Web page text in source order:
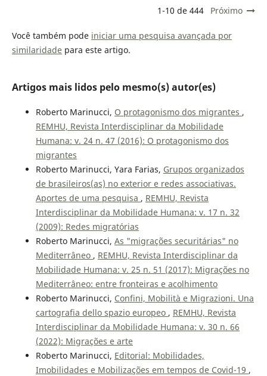
1-10 de 444 Próximo
Você também pode iniciar uma pesquisa avançada por
similaridadepara este artigo.
Artigos mais lidos pelo mesmo(s) autor(es)
Roberto Marinucci, O protagonismo dos migrantes ,
REMHU, Revista Interdisciplinar da Mobilidade
Humana: v. 24 n. 47 (2016): O protagonismo dos
migrantes
Roberto Marinucci, Yara Farias, Grupos organizados
de brasileiros(as) no exterior e redes associativas.
Aportes de uma pesquisa , REMHU, Revista
Interdisciplinar da Mobilidade Humana: v. 17 n. 32
(2009): Redes migratórias
Roberto Marinucci, As "migrações securitárias" no
Mediterrâneo , REMHU, Revista Interdisciplinar da
Mobilidade Humana: v. 25 n. 51 (2017): Migrações no
Mediterrâneo: entre fronteiras e acolhimento
Roberto Marinucci, Confini, Mobilità e Migrazioni. Una
cartografia dello spazio europeo , REMHU, Revista
Interdisciplinar da Mobilidade Humana: v. 30 n. 66
(2022): Migrações e arte
Roberto Marinucci, Editorial: Mobilidades,
Imobilidades e Mobilizações em tempos de Covid-19 ,